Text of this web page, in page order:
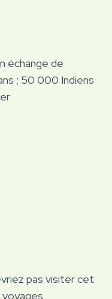
échange de
; 50 000 Indiens
pas visiter cet